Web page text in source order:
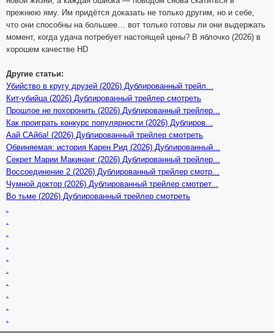
прежнюю яму. Им придётся доказать не только другим, но и себе,
что они способны на большее… вот только готовы ли они выдержать
момент, когда удача потребует настоящей цены? В яблочко (2026) в
хорошем качестве HD
Другие статьи:
Убийство в кругу друзей (2026) Дублированный трейл...
Кит-убийца (2026) Дублированный трейлер смотреть
Прошлое не похоронить (2026) Дублированный трейлер...
Как проиграть конкурс популярности (2026) Дублиров...
Аай САйба! (2026) Дублированный трейлер смотреть
Обвиняемая: история Карен Рид (2026) Дублированный...
Секрет Марии Макинанг (2026) Дублированный трейлер...
Воссоединение 2 (2026) Дублированный трейлер смотр...
Чумной доктор (2026) Дублированный трейлер смотрет...
Во тьме (2026) Дублированный трейлер смотреть